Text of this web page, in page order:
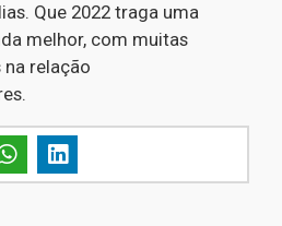
Que 2022 traga uma
melhor, com muitas
relação